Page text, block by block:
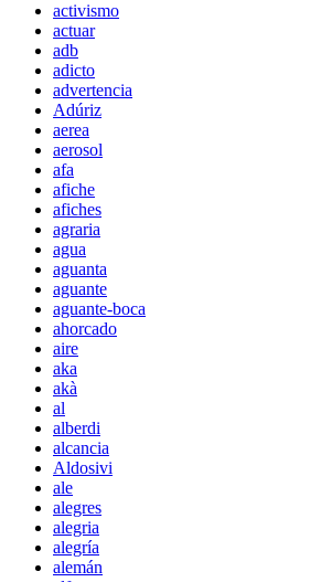
activismo
actuar
adb
adicto
advertencia
Adúriz
aerea
aerosol
afa
afiche
afiches
agraria
agua
aguanta
aguante
aguante-boca
ahorcado
aire
aka
akà
al
alberdi
alcancia
Aldosivi
ale
alegres
alegria
alegría
alemán